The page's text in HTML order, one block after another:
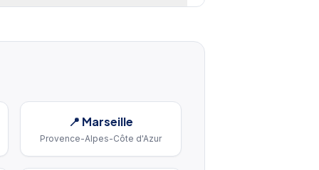
📍 Marseille
Provence-Alpes-Côte d'Azur